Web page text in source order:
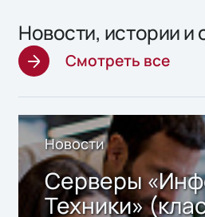
Новости, истории и
Смотреть все
Новости
Серверы
Техники»